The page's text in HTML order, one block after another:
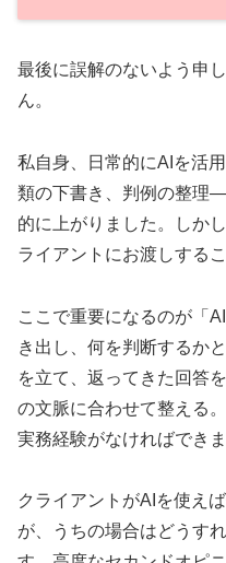
最後に誤解のないよう申
ん。
私自身、日常的にAIを活
類の下書き、判例の整理
的に上がりました。しか
ライアントにお渡しする
ここで重要になるのが「
き出し、何を判断するか
を立て、返ってきた回答
の文脈に合わせて整える
実務経験がなければできま
クライアントがAIを使え
が、うちの場合はどうす